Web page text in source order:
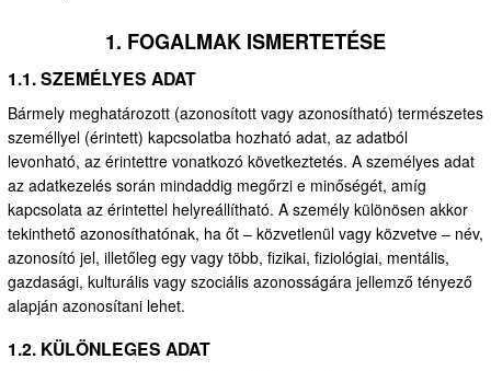
1. FOGALMAK ISMERTETÉSE
1.1. SZEMÉLYES ADAT
Bármely meghatározott (azonosított vagy azonosítható) természetes
személlyel (érintett) kapcsolatba hozható adat, az adatból
levonható, az érintettre vonatkozó következtetés. A személyes adat
az adatkezelés során mindaddig megőrzi e minőségét, amíg
kapcsolata az érintettel helyreállítható. A személy különösen akkor
tekinthető azonosíthatónak, ha őt – közvetlenül vagy közvetve – név,
azonosító jel, illetőleg egy vagy több, fizikai, fiziológiai, mentális,
gazdasági, kulturális vagy szociális azonosságára jellemző tényező
alapján azonosítani lehet.
1.2. KÜLÖNLEGES ADAT